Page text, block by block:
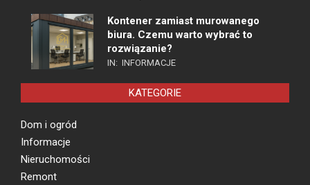
Kontener zamiast murowanego
biura. Czemu warto wybrać to
rozwiązanie?
IN: INFORMACJE
KATEGORIE
Dom i ogród
Informacje
Nieruchomości
Remont